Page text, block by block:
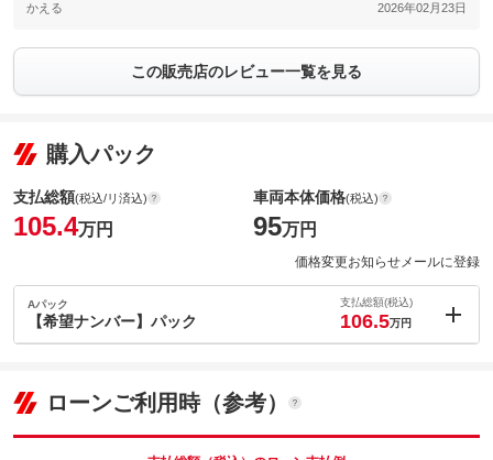
かえる 2026年02月23日
この販売店のレビュー一覧を見る
購入パック
支払総額(税込/リ済込)
105.4万円
車両本体価格(税込)
95万円
価格変更お知らせメールに登録
Aパック
【希望ナンバー】パック
支払総額(税込)
106.5万円
車両本体価ローンご利用時（参考）